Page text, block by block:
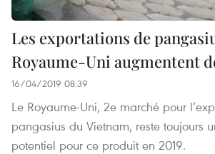
Les exportations de
Royaume-Uni augmentent
16/04/2019 08:39
Le Royaume-Uni, 2e marché pour
pangasius du Vietnam, reste toujours
potentiel pour ce produit en 2019.